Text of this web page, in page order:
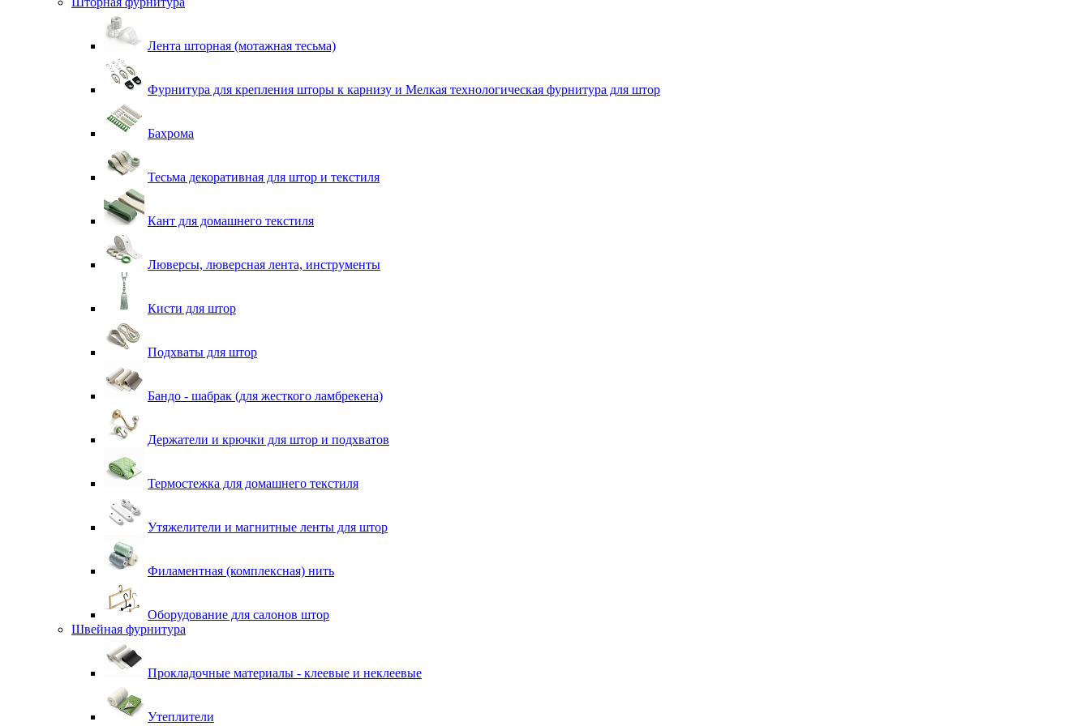
Лента шторная (мотажная тесьма)
Фурнитура для крепления шторы к карнизу и Мелкая технологическая фурнитура для штор
Бахрома
Тесьма декоративная для штор и текстиля
Кант для домашнего текстиля
Люверсы, люверсная лента, инструменты
Кисти для штор
Подхваты для штор
Бандо - шабрак (для жесткого ламбрекена)
Держатели и крючки для штор и подхватов
Термостежка для домашнего текстиля
Утяжелители и магнитные ленты для штор
Филаментная (комплексная) нить
Оборудование для салонов штор
Швейная фурнитура
Прокладочные материалы - клеевые и неклеевые
Утеплители